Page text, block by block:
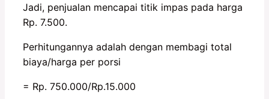
Jadi, penjualan mencapai titik impas pada harga
Rp. 7.500.
Perhitungannya adalah dengan membagi total
biaya/harga per porsi
= Rp. 750.000/Rp.15.000